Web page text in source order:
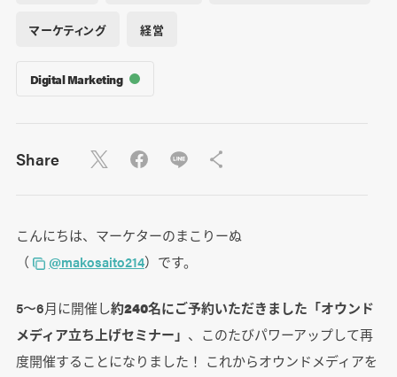
マーケティング 経営
Digital Marketing
Share
こんにちは、マーケターのまこりーぬ
（
@makosaito214）です。
5〜6月に開催し約240名にご予約いただきました「オウンド
メディア立ち上げセミナー」 、このたびパワーアップして再
度開催することになりました！ これからオウンドメディアを